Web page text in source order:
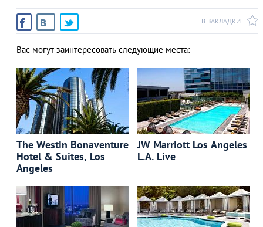
В ЗАКЛАДКИ
Вас могут заинтересовать следующие места:
The Westin Bonaventure
Hotel & Suites, Los
Angeles
JW Marriott Los Angeles
L.A. Live